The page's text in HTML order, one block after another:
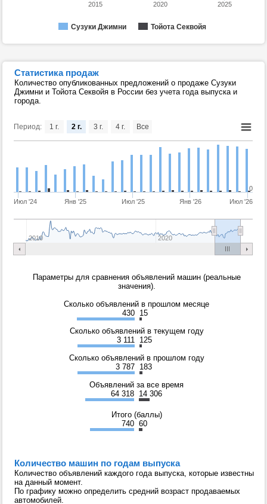
Сузуки Джимни Тойота Секвойя
2015 2020 2025
Статистика продаж
Количество опубликованных предложений о продаже Сузуки
Джимни и Тойота Секвойя в России без учета года выпуска и
города.
Период:
Июл '24 Янв '25 Июл '25 Янв '26 Июл '26
2010 2020
0
1 г. 2 г. 3 г. 4 г. Все
Параметры для сравнения объявлений машин (реальные
значения).
Сколько объявлений в прошлом месяце
430 15
Сколько объявлений в текущем году
3 111 125
Сколько объявлений в прошлом году
3 787 183
Объявлений за все время
64 318 14 306
Итого (баллы)
740 60
Количество машин по годам выпуска
Количество объявлений каждого года выпуска, которые известны
на данный момент.
По графику можно определить средний возраст продаваемых
автомобилей.